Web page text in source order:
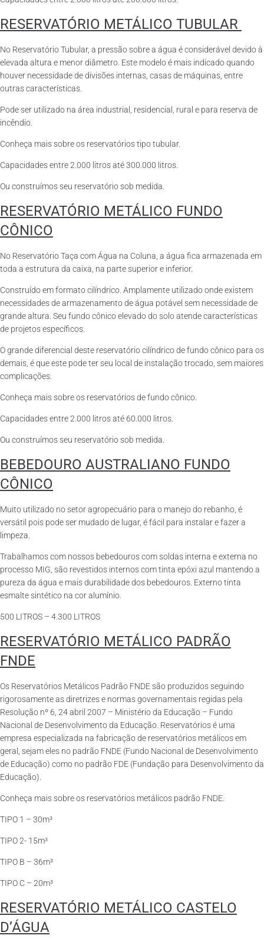
RESERVATÓRIO METÁLICO TUBULAR
No Reservatório Tubular, a pressão sobre a água é considerável devido à
elevada altura e menor diâmetro. Este modelo é mais indicado quando
houver necessidade de divisões internas, casas de máquinas, entre
outras características.
Pode ser utilizado na área industrial, residencial, rural e para reserva de
incêndio.
Conheça mais sobre os reservatórios tipo tubular.
Capacidades entre 2.000 litros até 300.000 litros.
Ou construímos seu reservatório sob medida.
RESERVATÓRIO METÁLICO FUNDO
CÔNICO
No Reservatório Taça com Água na Coluna, a água fica armazenada em
toda a estrutura da caixa, na parte superior e inferior.
Construído em formato cilíndrico. Amplamente utilizado onde existem
necessidades de armazenamento de água potável sem necessidade de
grande altura. Seu fundo cônico elevado do solo atende características
de projetos específicos.
O grande diferencial deste reservatório cilíndrico de fundo cônico para os
demais, é que este pode ter seu local de instalação trocado, sem maiores
complicações.
Conheça mais sobre os reservatórios de fundo cônico.
Capacidades entre 2.000 litros até 60.000 litros.
Ou construímos seu reservatório sob medida.
BEBEDOURO AUSTRALIANO FUNDO
CÔNICO
Muito utilizado no setor agropecuário para o manejo do rebanho, é
versátil pois pode ser mudado de lugar, é fácil para instalar e fazer a
limpeza.
Trabalhamos com nossos bebedouros com soldas interna e externa no
processo MIG, são revestidos internos com tinta epóxi azul mantendo a
pureza da água e mais durabilidade dos bebedouros. Externo tinta
esmalte sintético na cor alumínio.
500 LITROS – 4.300 LITROS
RESERVATÓRIO METÁLICO PADRÃO
FNDE
Os Reservatórios Metálicos Padrão FNDE são produzidos seguindo
rigorosamente as diretrizes e normas governamentais regidas pela
Resolução nº 6, 24 abril 2007 – Ministério da Educação – Fundo
Nacional de Desenvolvimento da Educação. Reservatórios é uma
empresa especializada na fabricação de reservatórios metálicos em
geral, sejam eles no padrão FNDE (Fundo Nacional de Desenvolvimento
de Educação) como no padrão FDE (Fundação para Desenvolvimento da
Educação).
Conheça mais sobre os reservatórios metálicos padrão FNDE.
TIPO 1 – 30m³
TIPO 2- 15m³
TIPO B – 36m³
TIPO C – 20m³
RESERVATÓRIO METÁLICO CASTELO
D’ÁGUA